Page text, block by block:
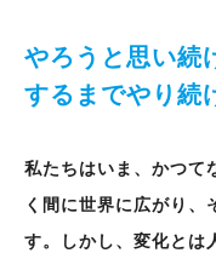
やろうと思い続
するまでやり続
私たちはいま、かつて
く間に世界に広がり、
す。しかし、変化とは